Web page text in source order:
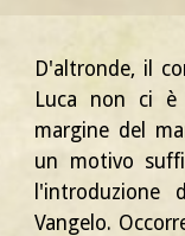
D'altronde, il
Luca non ci
margine del
un motivo
l'introduzione
Vangelo.